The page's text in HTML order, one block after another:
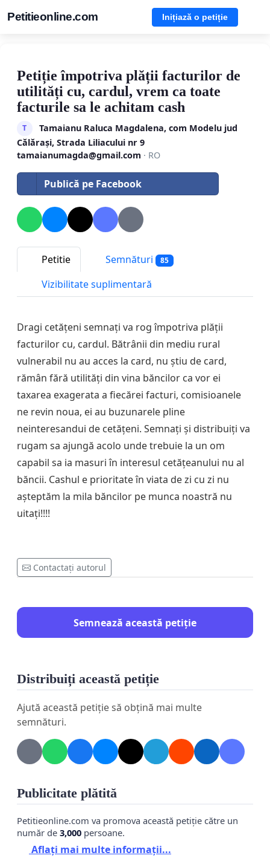
Petitieonline.com Inițiază o petiție
Petiție împotriva plății facturilor de
utilități cu, cardul, vrem ca toate
facturile sa le achitam cash
T
Tamaianu Raluca Magdalena, com Modelu jud
Călărași, Strada Liliacului nr 9
tamaianumagda@gmail.com · RO
Publică pe Facebook
Petitie Semnături 85
Vizibilitate suplimentară
Dragi cetățeni semnați va rog împotriva plății
facturilor cu, cardul. Bătrânii din mediu rural
vulnerabil nu au acces la card, nu știu de card,
rămân fără utilități din vina băncilor ca vor ei
taxarea exagerata a fiecărei facturi, comisioanele
ne revin noua, ei au buzunarele pline
neinteresandui de cetățeni. Semnați și distribuiți va
rugam sa ajungă acolo unde trebuie la un om
capabil sa ia masuri în interesul cetățeanului nu al
băncii. Cashul e prioritate în viata de zi cu zi nu
așteptăm la mila băncilor pe munca noastră nu
uitați!!!!
Contactați autorul
Semnează această petiție
Distribuiți această petiție
Ajută această petiție să obțină mai multe
semnături.
Publicitate plătită
Petitieonline.com va promova această petiție către un
număr de 3,000 persoane.
Aflați mai multe informații...